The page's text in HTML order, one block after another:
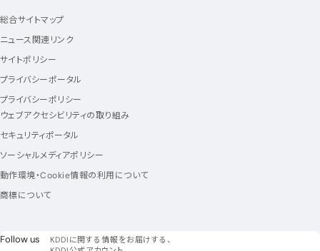
総合サイトマップ
ニュース関連リンク
サイトポリシー
プライバシーポータル
プライバシーポリシー
ウェブアクセシビリティの取り組み
セキュリティポータル
ソーシャルメディアポリシー
動作環境・Cookie情報の利用について
商標について
Follow us フォローアス
KDDIに関する情報をお届けする、